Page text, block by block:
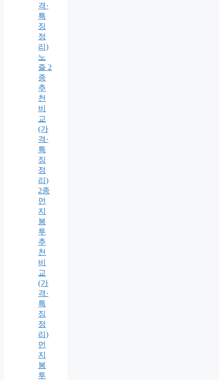
격·
특
징
정
리)
노
즐 2
종
추
천
비
교
(가
격·
특
징
정
리)
2종
먼
지
봉
투
추
천
비
교
(가
격·
특
징
정
리)
먼
지
봉
투